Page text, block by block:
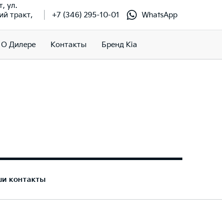
ул.
тракт,
+7 (346) 295-10-01 WhatsApp
О Дилере Контакты Бренд Kia
контакты